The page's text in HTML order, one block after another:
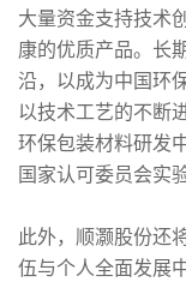
大量资金支持技术
康的优质产品。长
沿，以成为中国环
以技术工艺的不断
环保包装材料研发
国家认可委员会实
此外，顺灏股份还
伍与个人全面发展